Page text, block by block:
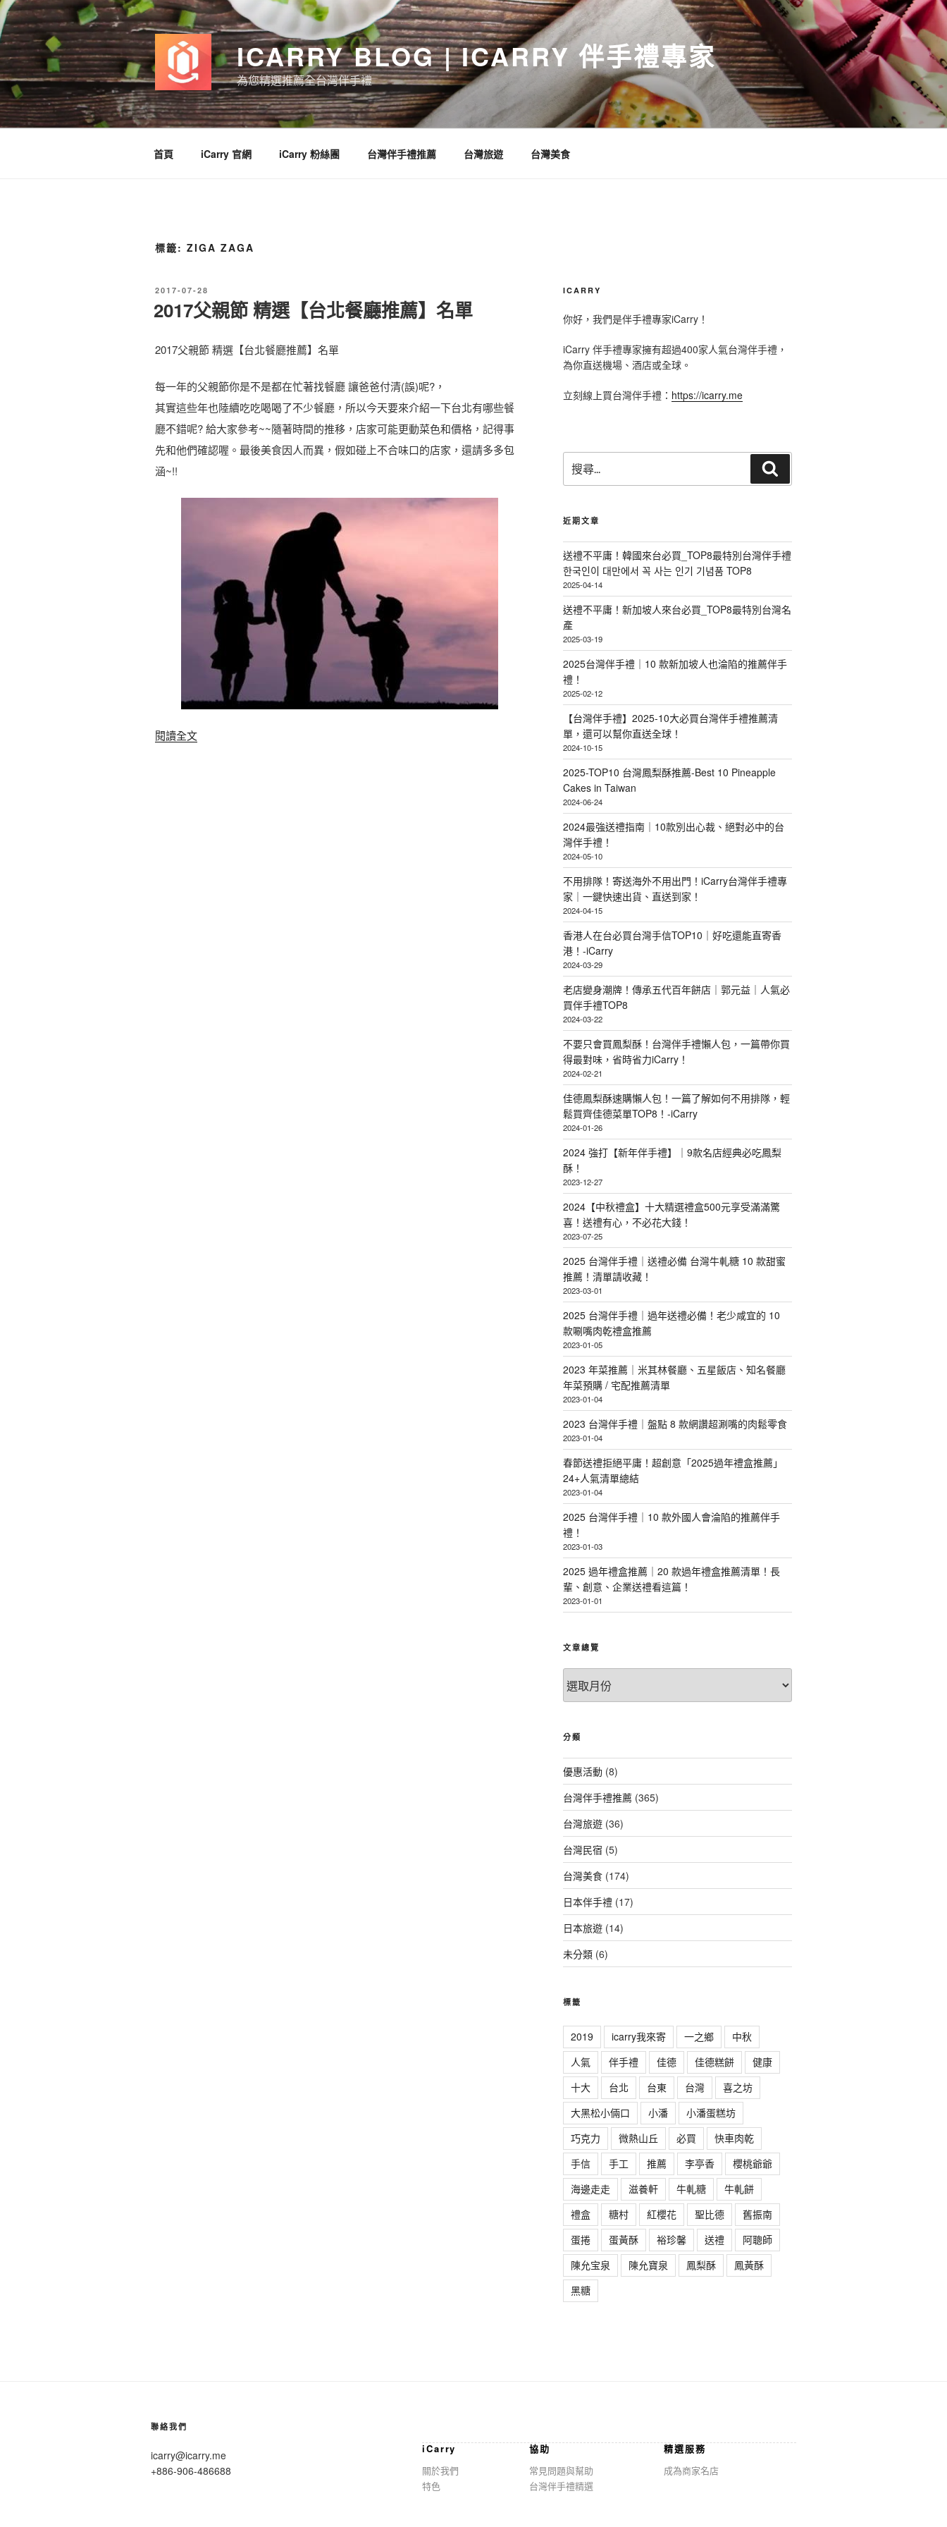
跳
至
主
要
內
容
ICARRY BLOG | ICARRY 伴手禮專家
為您精選推薦全台灣伴手禮
首頁 iCarry 官網 iCarry 粉絲團 台灣伴手禮推薦 台灣旅遊 台灣美食
標籤: ZIGA ZAGA
發
於
2017-07-28
2017父親節 精選【台北餐廳推薦】名單
2017父親節 精選【台北餐廳推薦】名單
每一年的父親節你是不是都在忙著找餐廳 讓爸爸付清(誤)呢?，
其實這些年也陸續吃吃喝喝了不少餐廳，所以今天要來介紹一下台北有哪些餐
廳不錯呢? 給大家參考~~隨著時間的推移，店家可能更動菜色和價格，記得事
先和他們確認喔。最後美食因人而異，假如碰上不合味口的店家，還請多多包
涵~!!
閱讀全文〈
ICARRY
你好，我們是伴手禮專家iCarry！
iCarry 伴手禮專家擁有超過400家人氣台灣伴手禮，
為你直送機場、酒店或全球。
立刻線上買台灣伴手禮： https://icarry.me
尋
關
字
尋
近期文章
送禮不平庸！韓國來台必買_TOP8最特別台灣伴手禮
한국인이 대만에서 꼭 사는 인기 기념품 TOP8
2025-04-14
送禮不平庸！新加坡人來台必買_TOP8最特別台灣名
產
2025-03-19
2025台灣伴手禮｜10 款新加坡人也淪陷的推薦伴手
禮！
2025-02-12
【台灣伴手禮】2025-10大必買台灣伴手禮推薦清
單，還可以幫你直送全球！
2024-10-15
2025-TOP10 台灣鳳梨酥推薦-Best 10 Pineapple
Cakes in Taiwan
2024-06-24
2024最強送禮指南｜10款別出心裁、絕對必中的台
灣伴手禮！
2024-05-10
不用排隊！寄送海外不用出門！iCarry台灣伴手禮專
家｜一鍵快速出貨、直送到家！
2024-04-15
香港人在台必買台灣手信TOP10｜好吃還能直寄香
港！-iCarry
2024-03-29
老店變身潮牌！傳承五代百年餅店｜郭元益｜人氣必
買伴手禮TOP8
2024-03-22
不要只會買鳳梨酥！台灣伴手禮懶人包，一篇帶你買
得最對味，省時省力iCarry！
2024-02-21
佳德鳳梨酥速購懶人包！一篇了解如何不用排隊，輕
鬆買齊佳德菜單TOP8！-iCarry
2024-01-26
2024 強打【新年伴手禮】｜9款名店經典必吃鳳梨
酥！
2023-12-27
2024【中秋禮盒】十大精選禮盒500元享受滿滿驚
喜！送禮有心，不必花大錢！
2023-07-25
2025 台灣伴手禮｜送禮必備 台灣牛軋糖 10 款甜蜜
推薦！清單請收藏！
2023-03-01
2025 台灣伴手禮｜過年送禮必備！老少咸宜的 10
款唰嘴肉乾禮盒推薦
2023-01-05
2023 年菜推薦｜米其林餐廳、五星飯店、知名餐廳
年菜預購 / 宅配推薦清單
2023-01-04
2023 台灣伴手禮｜盤點 8 款網讚超涮嘴的肉鬆零食
2023-01-04
春節送禮拒絕平庸！超創意「2025過年禮盒推薦」
24+人氣清單總結
2023-01-04
2025 台灣伴手禮｜10 款外國人會淪陷的推薦伴手
禮！
2023-01-03
2025 過年禮盒推薦｜20 款過年禮盒推薦清單！長
輩、創意、企業送禮看這篇！
2023-01-01
文章總覽
章
總
分類
優惠活動(8)
台灣伴手禮推薦(365)
台灣旅遊(36)
台灣民宿 (5)
台灣美食(174)
日本伴手禮(17)
日本旅遊(14)
未分類(6)
標籤
2019 icarry我來寄 一之鄉
中秋
人氣
伴手禮 佳德 佳德糕餅
健康
十大
台北 台東 台灣
喜之坊
大黑松小倆口
小潘
小潘蛋糕坊
巧克力
微熱山丘 必買
快車肉乾
手信
手工 推薦 李亭香
櫻桃爺爺
海邊走走
滋養軒 牛軋糖
牛軋餅
禮盒
糖村 紅櫻花 聖比德
舊振南
蛋捲
蛋黃酥 裕珍馨 送禮
阿聰師
陳允宝泉
陳允寶泉 鳳梨酥
鳳黃酥
黑糖
聯絡我們
icarry@icarry.me
+886-906-486688
iCarry
關於我們
特色
協助
常見問題與幫助
台灣伴手禮精選
精選服務
成為商家名店